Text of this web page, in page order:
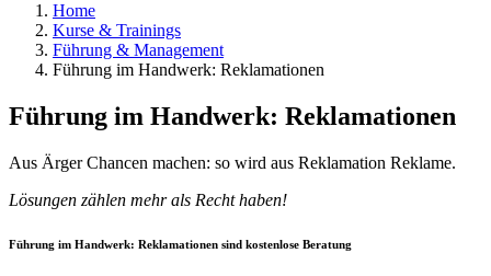
Home
Kurse & Trainings
Führung & Management
Führung im Handwerk: Reklamationen
Führung im Handwerk: Reklamationen
Aus Ärger Chancen machen: so wird aus Reklamation Reklame.
Lösungen zählen mehr als Recht haben!
Führung im Handwerk: Reklamationen sind kostenlose Beratung